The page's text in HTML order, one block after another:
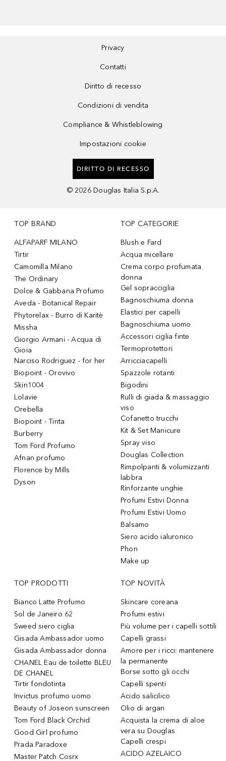
Privacy
Contatti
Diritto di recesso
Condizioni di vendita
Compliance & Whistleblowing
Impostazioni cookie
DIRITTO DI RECESSO
© 2026 Douglas Italia S.p.A.
TOP BRAND
ALFAPARF MILANO
Tirtir
Camomilla Milano
The Ordinary
Dolce & Gabbana Profumo
Aveda - Botanical Repair
Phytorelax - Burro di Karitè
Missha
Giorgio Armani - Acqua di
Gioia
Narciso Rodriguez - for her
Biopoint - Orovivo
Skin1004
Lolavie
Orebella
Biopoint - Tinta
Burberry
Tom Ford Profumo
Afnan profumo
Florence by Mills
Dyson
TOP CATEGORIE
Blush e Fard
Acqua micellare
Crema corpo profumata
donna
Gel sopracciglia
Bagnoschiuma donna
Elastici per capelli
Bagnoschiuma uomo
Accessori ciglia finte
Termoprotettori
Arricciacapelli
Spazzole rotanti
Bigodini
Rulli di giada & massaggio
viso
Cofanetto trucchi
Kit & Set Manicure
Spray viso
Douglas Collection
Rimpolpanti & volumizzanti
labbra
Rinforzante unghie
Profumi Estivi Donna
Profumi Estivi Uomo
Balsamo
Siero acido ialuronico
Phon
Make up
TOP PRODOTTI
Bianco Latte Profumo
Sol de Janeiro 62
Sweed siero ciglia
Gisada Ambassador uomo
Gisada Ambassador donna
CHANEL Eau de toilette BLEU
DE CHANEL
Tirtir fondotinta
Invictus profumo uomo
Beauty of Joseon sunscreen
Tom Ford Black Orchid
Good Girl profumo
Prada Paradoxe
Master Patch Cosrx
TOP NOVITÀ
Skincare coreana
Profumi estivi
Più volume per i capelli sottili
Capelli grassi
Amore per i ricci: mantenere
la permanente
Borse sotto gli occhi
Capelli spenti
Acido salicilico
Olio di argan
Acquista la crema di aloe
vera su Douglas
Capelli crespi
ACIDO AZELAICO